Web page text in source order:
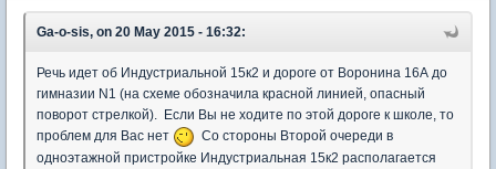
Ga-o-sis, on 20 May 2015 - 16:32:
Речь идет об Индустриальной 15к2 и дороге от Воронина 16А до
гимназии N1 (на схеме обозначила красной линией, опасный
поворот стрелкой). Если Вы не ходите по этой дороге к школе, то
проблем для Вас нет
Со стороны Второй очереди в
одноэтажной пристройке Индустриальная 15к2 располагается